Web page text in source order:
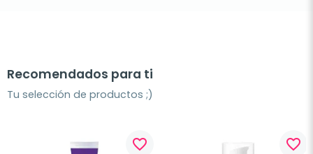
Recomendados para ti
Tu selección de productos ;)
favorite_border favorite_border